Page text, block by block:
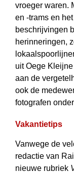
vroeger waren.
en -trams en
beschrijvingen
herinneringen,
uit Oege
aan de
ook de
fotografen
Vakantietips
Vanwege de
redactie van
nieuwe rubriek